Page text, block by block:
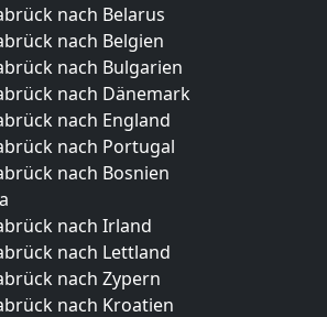
nach Belarus
nach Belgien
nach Bulgarien
nach Dänemark
nach England
nach Portugal
nach Bosnien
nach Irland
nach Lettland
nach Zypern
nach Kroatien